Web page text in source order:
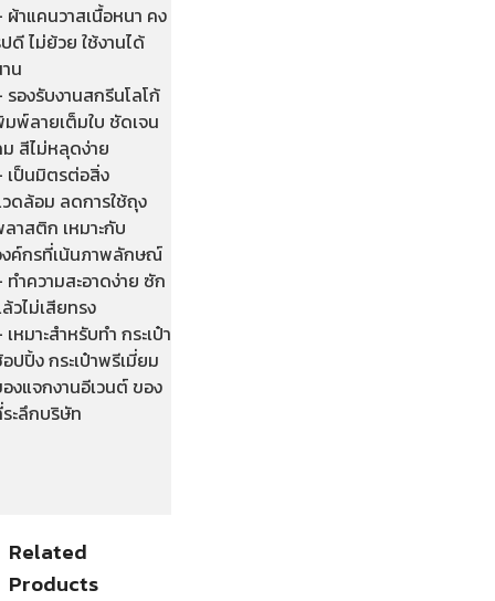
ผ้าแคนวาสเนื้อหนา คง
ดี ไม่ย้วย ใช้งานได้
น
รองรับงานสกรีนโลโก้
พ์ลายเต็มใบ ชัดเจน
สีไม่หลุดง่าย
เป็นมิตรต่อสิ่ง
ดล้อม ลดการใช้ถุง
าสติก เหมาะกับ
ค์กรที่เน้นภาพลักษณ์
ทำความสะอาดง่าย ซัก
วไม่เสียทรง
เหมาะสำหรับทำ กระเป๋า
ปปิ้ง กระเป๋าพรีเมี่ยม
งแจกงานอีเวนต์ ของ
ะลึกบริษัท
Related
Products